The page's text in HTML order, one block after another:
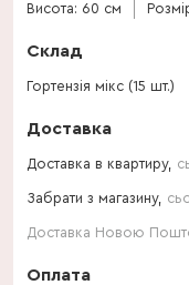
Висота: 60 см
Склад
Гортензія мікс (15 шт.)
Доставка
Доставка в квартиру,
Забрати з магазину,
Доставка Новою
Оплата